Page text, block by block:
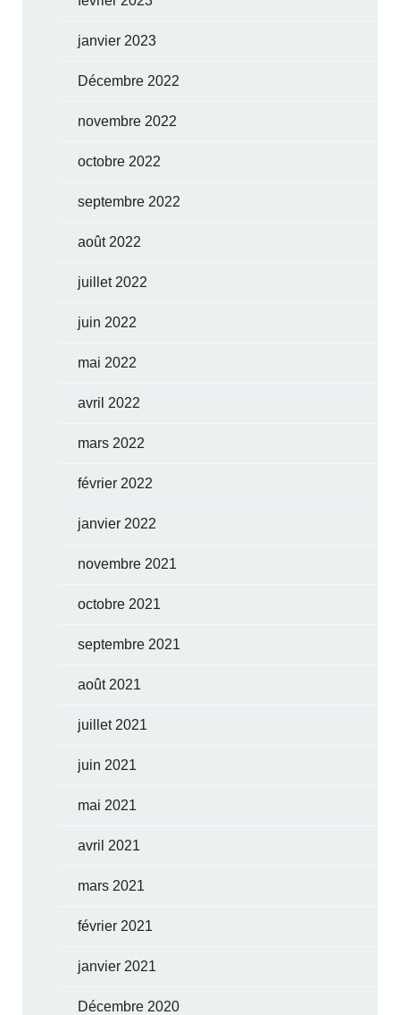
janvier 2023
Décembre 2022
novembre 2022
octobre 2022
septembre 2022
août 2022
juillet 2022
juin 2022
mai 2022
avril 2022
mars 2022
février 2022
janvier 2022
novembre 2021
octobre 2021
septembre 2021
août 2021
juillet 2021
juin 2021
mai 2021
avril 2021
mars 2021
février 2021
janvier 2021
Décembre 2020